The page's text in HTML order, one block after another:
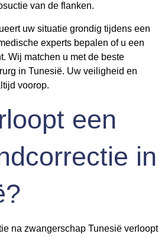
van de flanken.
uw situatie grondig tijdens een
experts bepalen of u een
Wij matchen u met de beste
in Tunesië. Uw veiligheid en
voorop.
een
in
na zwangerschap Tunesië verloopt